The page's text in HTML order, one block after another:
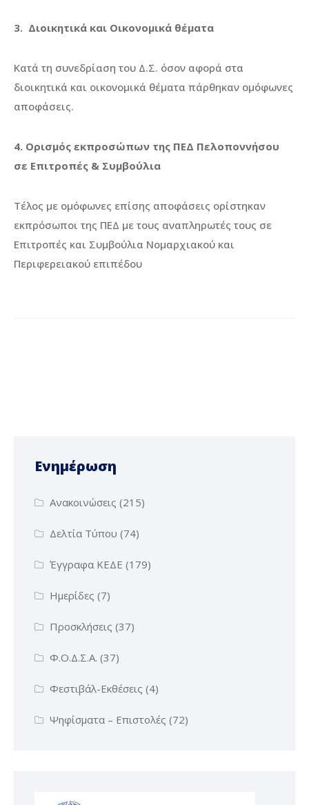
3. Διοικητικά και Οικονομικά θέματα
Κατά τη συνεδρίαση του Δ.Σ. όσον αφορά στα
διοικητικά και οικονομικά θέματα πάρθηκαν ομόφωνες
αποφάσεις.
4. Ορισμός εκπροσώπων της ΠΕΔ Πελοποννήσου
σε Επιτροπές & Συμβούλια
Τέλος με ομόφωνες επίσης αποφάσεις ορίστηκαν
εκπρόσωποι της ΠΕΔ με τους αναπληρωτές τους σε
Επιτροπές και Συμβούλια Νομαρχιακού και
Περιφερειακού επιπέδου
Ενημέρωση
Ανακοινώσεις (215)
Δελτία Τύπου (74)
Έγγραφα ΚΕΔΕ (179)
Ημερίδες (7)
Προσκλήσεις (37)
Φ.Ο.Δ.Σ.Α. (37)
Φεστιβάλ-Εκθέσεις (4)
Ψηφίσματα – Επιστολές (72)